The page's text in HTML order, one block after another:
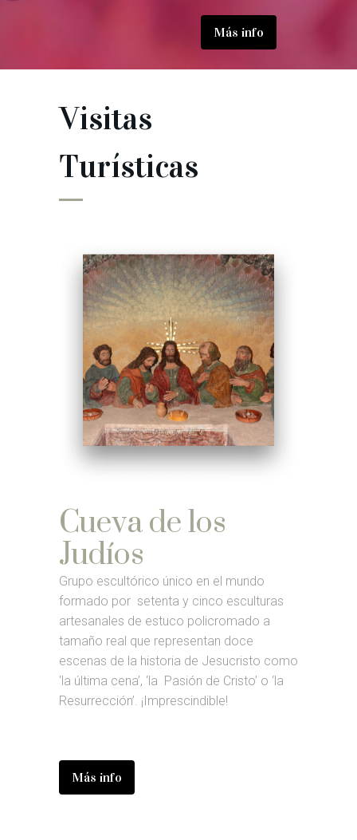
Visitas
Turísticas
Cueva de los
Judíos
Grupo escultórico único en el mundo
formado por setenta y cinco esculturas
artesanales de estuco policromado a
tamaño real que representan doce
escenas de la historia de Jesucristo como
‘la última cena’, ‘la Pasión de Cristo’ o ‘la
Resurrección’. ¡Imprescindible!
Más info